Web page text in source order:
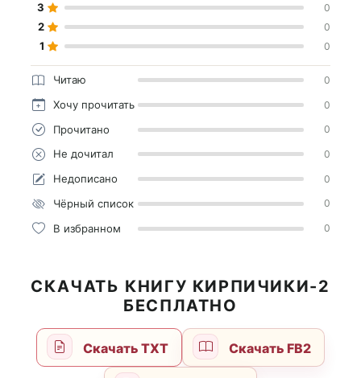
3 0
2 0
1 0
Читаю 0
Хочу прочитать 0
Прочитано 0
Не дочитал 0
Недописано 0
Чёрный список 0
В избранном 0
СКАЧАТЬ КНИГУ КИРПИЧИКИ-2
БЕСПЛАТНО
Скачать TXT Скачать FB2